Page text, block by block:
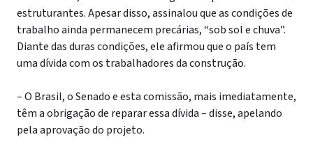
estruturantes. Apesar disso, assinalou que as condições de
trabalho ainda permanecem precárias, “sob sol e chuva”.
Diante das duras condições, ele afirmou que o país tem
uma dívida com os trabalhadores da construção.
– O Brasil, o Senado e esta comissão, mais imediatamente,
têm a obrigação de reparar essa dívida – disse, apelando
pela aprovação do projeto.